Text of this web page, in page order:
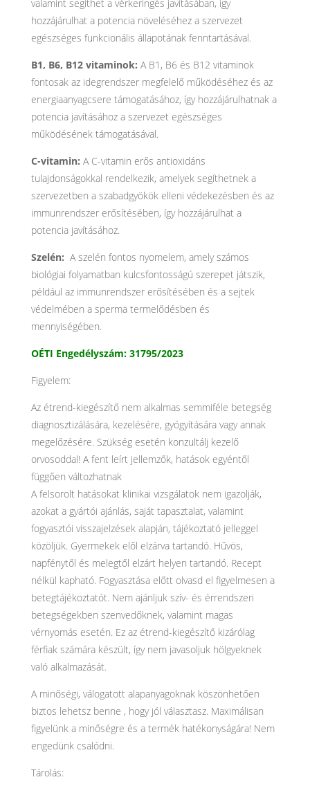
valamint segíthet a vérkeringés javításában, így
hozzájárulhat a potencia növeléséhez a szervezet
egészséges funkcionális állapotának fenntartásával.
B1, B6, B12 vitaminok: A B1, B6 és B12 vitaminok
fontosak az idegrendszer megfelelő működéséhez és az
energiaanyagcsere támogatásához, így hozzájárulhatnak a
potencia javításához a szervezet egészséges
működésének támogatásával.
C-vitamin: A C-vitamin erős antioxidáns
tulajdonságokkal rendelkezik, amelyek segíthetnek a
szervezetben a szabadgyökök elleni védekezésben és az
immunrendszer erősítésében, így hozzájárulhat a
potencia javításához.
Szelén: A szelén fontos nyomelem, amely számos
biológiai folyamatban kulcsfontosságú szerepet játszik,
például az immunrendszer erősítésében és a sejtek
védelmében a sperma termelődésben és
mennyiségében.
OÉTI Engedélyszám: 31795/2023
Figyelem:
Az étrend-kiegészítő nem alkalmas semmiféle betegség
diagnosztizálására, kezelésére, gyógyítására vagy annak
megelőzésére. Szükség esetén konzultálj kezelő
orvosoddal! A fent leírt jellemzők, hatások egyéntől
függően változhatnak
A felsorolt hatásokat klinikai vizsgálatok nem igazolják,
azokat a gyártói ajánlás, saját tapasztalat, valamint
fogyasztói visszajelzések alapján, tájékoztató jelleggel
közöljük. Gyermekek elől elzárva tartandó. Hűvös,
napfénytől és melegtől elzárt helyen tartandó. Recept
nélkül kapható. Fogyasztása előtt olvasd el figyelmesen a
betegtájékoztatót. Nem ajánljuk szív- és érrendszeri
betegségekben szenvedőknek, valamint magas
vérnyomás esetén. Ez az étrend-kiegészítő kizárólag
férfiak számára készült, így nem javasoljuk hölgyeknek
való alkalmazását.
A minőségi, válogatott alapanyagoknak köszönhetően
biztos lehetsz benne , hogy jól választasz. Maximálisan
figyelünk a minőségre és a termék hatékonyságára! Nem
engedünk csalódni.
Tárolás: